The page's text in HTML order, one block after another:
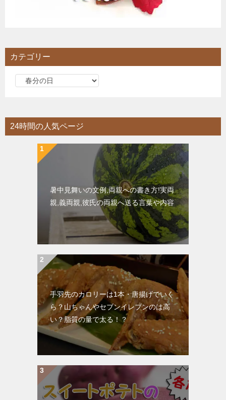
カテゴリー
リ
ー
24時間の人気ページ
暑中見舞いの文例,両親への書き方!実両
親,義両親,彼氏の両親へ送る言葉や内容
手羽先のカロリーは1本・唐揚げでいく
ら？山ちゃんやセブンイレブンのは高
い？脂質の量で太る！？